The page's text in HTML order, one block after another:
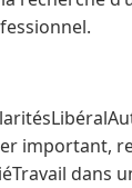
important,
dans